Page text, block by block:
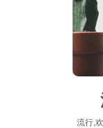
流行,